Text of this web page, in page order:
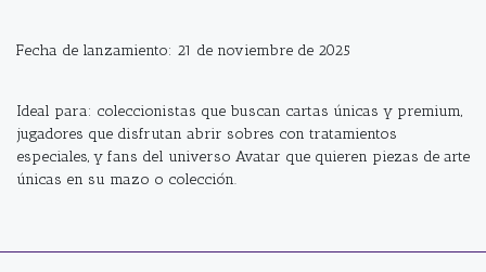
Fecha de lanzamiento: 21 de noviembre de 2025
Ideal para: coleccionistas que buscan cartas únicas y premium,
jugadores que disfrutan abrir sobres con tratamientos
especiales, y fans del universo Avatar que quieren piezas de arte
únicas en su mazo o colección.